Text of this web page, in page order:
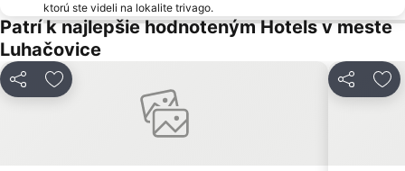
ktorú ste videli na lokalite trivago.
Patrí k najlepšie hodnoteným Hotels v meste
Luhačovice
ZdieľaťPridať do obľúbených Zdieľať